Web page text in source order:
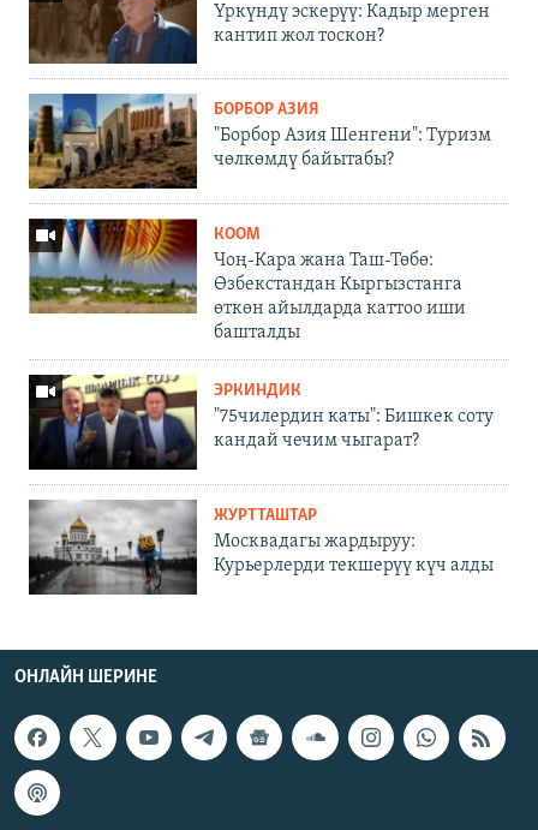
Үркүндү эскерүү: Кадыр мерген
кантип жол тоскон?
БОРБОР АЗИЯ
"Борбор Азия Шенгени": Туризм
чөлкөмдү байытабы?
КООМ
Чоң-Кара жана Таш-Төбө:
Өзбекстандан Кыргызстанга
өткөн айылдарда каттоо иши
башталды
ЭРКИНДИК
"75чилердин каты": Бишкек соту
кандай чечим чыгарат?
ЖУРТТАШТАР
Москвадагы жардыруу:
Курьерлерди текшерүү күч алды
ОНЛАЙН ШЕРИНЕ